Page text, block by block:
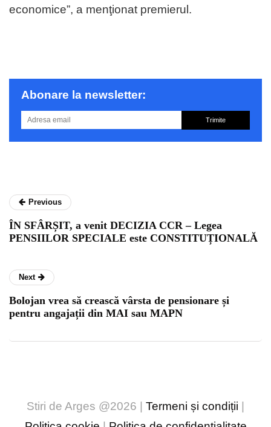
economice”, a menţionat premierul.
Abonare la newsletter:
Trimite
Previous
ÎN SFÂRȘIT, a venit DECIZIA CCR – Legea
PENSIILOR SPECIALE este CONSTITUȚIONALĂ
Next
Bolojan vrea să crească vârsta de pensionare și
pentru angajații din MAI sau MAPN
Stiri de Arges @2026 | Termeni și condiții